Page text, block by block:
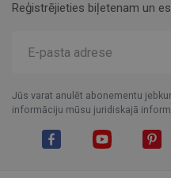
Reģistrējieties biļetenam un
Jūs varat anulēt abonementu
informāciju mūsu juridiskajā